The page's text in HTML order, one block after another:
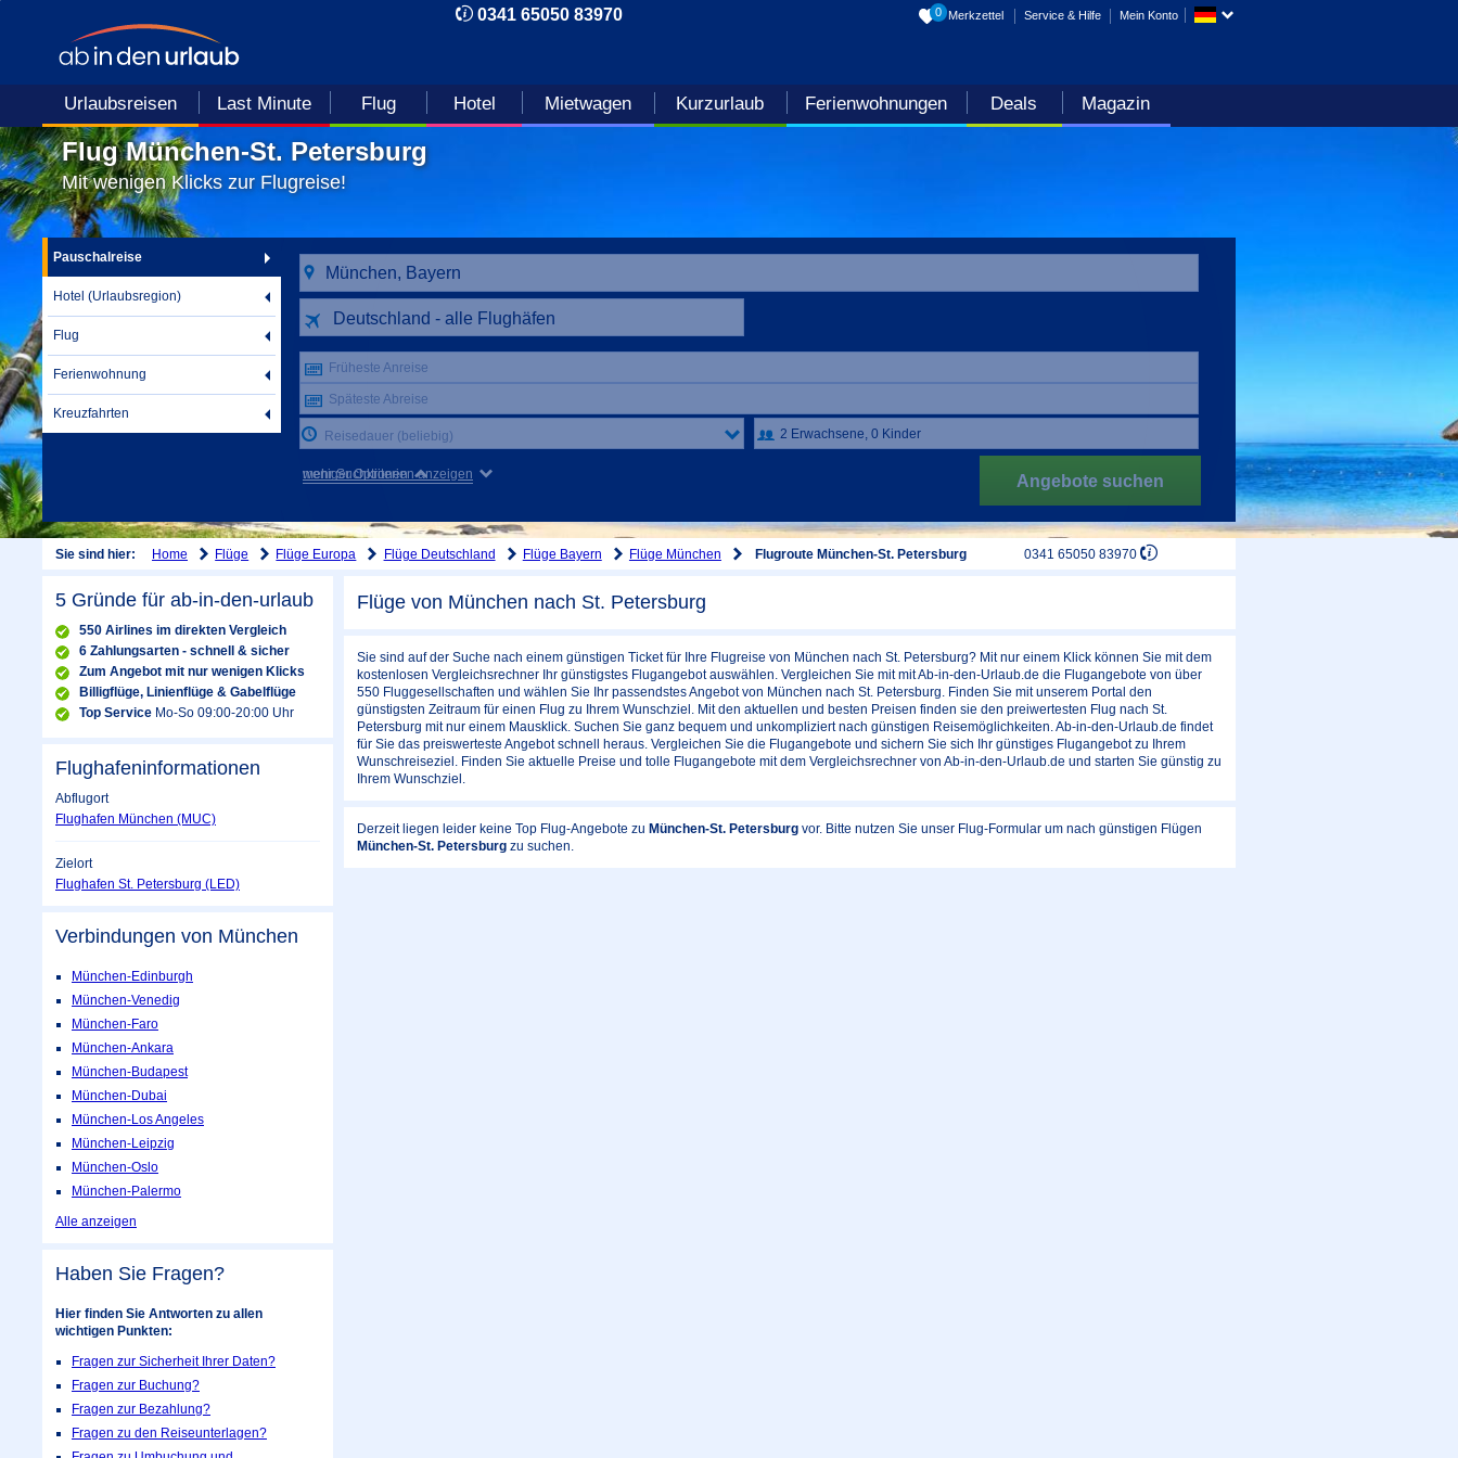
0341 65050 83970
Urlaubsreisen Last Minute Flug Hotel Mietwagen Kurzurlaub Ferienwohnungen Deals Magazin
0 Merkzettel Service & Hilfe Mein Konto
Flug München-St. Petersburg
Mit wenigen Klicks zur Flugreise!
Pauschalreise
Hotel (Urlaubsregion)
Flug
Ferienwohnung
Kreuzfahrten
Deutschland - alle Flughäfen
Früheste Anreise
Späteste Abreise
Reisedauer (beliebig)
mehr Suchkriterien anzeigen
weniger Optionen Angebote suchen
Sie sind hier: Home Flüge Flüge Europa Flüge Deutschland Flüge Bayern Flüge München Flugroute München-St. Petersburg 0341 65050 83970
Flüge von München nach St. Petersburg
Sie sind auf der Suche nach einem günstigen Ticket für Ihre Flugreise von München nach St. Petersburg? Mit nur einem Klick können Sie mit dem
kostenlosen Vergleichsrechner Ihr günstigstes Flugangebot auswählen. Vergleichen Sie mit mit Ab-in-den-Urlaub.de die Flugangebote von über
550 Fluggesellschaften und wählen Sie Ihr passendstes Angebot von München nach St. Petersburg. Finden Sie mit unserem Portal den
günstigsten Zeitraum für einen Flug zu Ihrem Wunschziel. Mit den aktuellen und besten Preisen finden sie den preiwertesten Flug nach St.
Petersburg mit nur einem Mausklick. Suchen Sie ganz bequem und unkompliziert nach günstigen Reisemöglichkeiten. Ab-in-den-Urlaub.de findet
für Sie das preiswerteste Angebot schnell heraus. Vergleichen Sie die Flugangebote und sichern Sie sich Ihr günstiges Flugangebot zu Ihrem
Wunschreiseziel. Finden Sie aktuelle Preise und tolle Flugangebote mit dem Vergleichsrechner von Ab-in-den-Urlaub.de und starten Sie günstig zu
Ihrem Wunschziel.
Derzeit liegen leider keine Top Flug-Angebote zu München-St. Petersburg vor. Bitte nutzen Sie unser Flug-Formular um nach günstigen Flügen
München-St. Petersburg zu suchen.
5 Gründe für ab-in-den-urlaub
550 Airlines im direkten Vergleich
6 Zahlungsarten - schnell & sicher
Zum Angebot mit nur wenigen Klicks
Billigflüge, Linienflüge & Gabelflüge
Top Service Mo-So 09:00-20:00 Uhr
Flughafeninformationen
Abflugort
Flughafen München (MUC)
Zielort
Flughafen St. Petersburg (LED)
Verbindungen von München
München-Edinburgh
München-Venedig
München-Faro
München-Ankara
München-Budapest
München-Dubai
München-Los Angeles
München-Leipzig
München-Oslo
München-Palermo
Alle anzeigen
Haben Sie Fragen?
Hier finden Sie Antworten zu allen
wichtigen Punkten:
Fragen zur Sicherheit Ihrer Daten?
Fragen zur Buchung?
Fragen zur Bezahlung?
Fragen zu den Reiseunterlagen?